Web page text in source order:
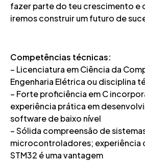
fazer parte do teu crescimento e
iremos construir um futuro de
Competências técnicas:
– Licenciatura em Ciência da
Engenharia Elétrica ou disciplina
– Forte proficiência em C
experiência prática em
software de baixo nível
– Sólida compreensão de
microcontroladores; experiência
STM32 é uma vantagem